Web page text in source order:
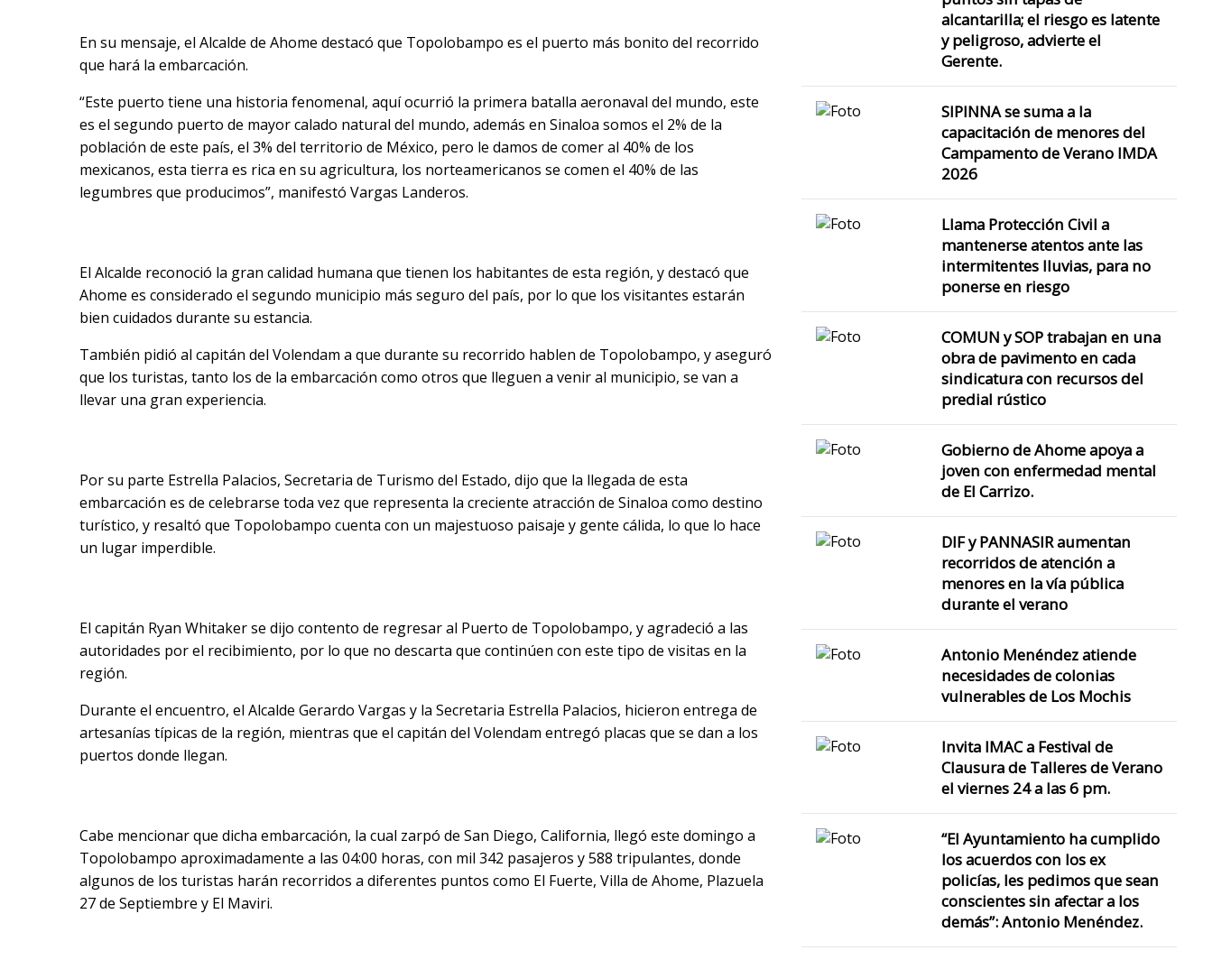
En su mensaje, el Alcalde de Ahome destacó que Topolobampo es el puerto más bonito del recorrido
que hará la embarcación.
“Este puerto tiene una historia fenomenal, aquí ocurrió la primera batalla aeronaval del mundo, este
es el segundo puerto de mayor calado natural del mundo, además en Sinaloa somos el 2% de la
población de este país, el 3% del territorio de México, pero le damos de comer al 40% de los
mexicanos, esta tierra es rica en su agricultura, los norteamericanos se comen el 40% de las
legumbres que producimos”, manifestó Vargas Landeros.
El Alcalde reconoció la gran calidad humana que tienen los habitantes de esta región, y destacó que
Ahome es considerado el segundo municipio más seguro del país, por lo que los visitantes estarán
bien cuidados durante su estancia.
También pidió al capitán del Volendam a que durante su recorrido hablen de Topolobampo, y aseguró
que los turistas, tanto los de la embarcación como otros que lleguen a venir al municipio, se van a
llevar una gran experiencia.
Por su parte Estrella Palacios, Secretaria de Turismo del Estado, dijo que la llegada de esta
embarcación es de celebrarse toda vez que representa la creciente atracción de Sinaloa como destino
turístico, y resaltó que Topolobampo cuenta con un majestuoso paisaje y gente cálida, lo que lo hace
un lugar imperdible.
El capitán Ryan Whitaker se dijo contento de regresar al Puerto de Topolobampo, y agradeció a las
autoridades por el recibimiento, por lo que no descarta que continúen con este tipo de visitas en la
región.
Durante el encuentro, el Alcalde Gerardo Vargas y la Secretaria Estrella Palacios, hicieron entrega de
artesanías típicas de la región, mientras que el capitán del Volendam entregó placas que se dan a los
puertos donde llegan.
Cabe mencionar que dicha embarcación, la cual zarpó de San Diego, California, llegó este domingo a
Topolobampo aproximadamente a las 04:00 horas, con mil 342 pasajeros y 588 tripulantes, donde
algunos de los turistas harán recorridos a diferentes puntos como El Fuerte, Villa de Ahome, Plazuela
27 de Septiembre y El Maviri.
alcantarilla; el riesgo es latente
y peligroso, advierte el
Gerente.
SIPINNA se suma a la
capacitación de menores del
Campamento de Verano IMDA
2026
Llama Protección Civil a
mantenerse atentos ante las
intermitentes lluvias, para no
ponerse en riesgo
COMUN y SOP trabajan en una
obra de pavimento en cada
sindicatura con recursos del
predial rústico
Gobierno de Ahome apoya a
joven con enfermedad mental
de El Carrizo.
DIF y PANNASIR aumentan
recorridos de atención a
menores en la vía pública
durante el verano
Antonio Menéndez atiende
necesidades de colonias
vulnerables de Los Mochis
Invita IMAC a Festival de
Clausura de Talleres de Verano
el viernes 24 a las 6 pm.
“El Ayuntamiento ha cumplido
los acuerdos con los ex
policías, les pedimos que sean
conscientes sin afectar a los
demás”: Antonio Menéndez.